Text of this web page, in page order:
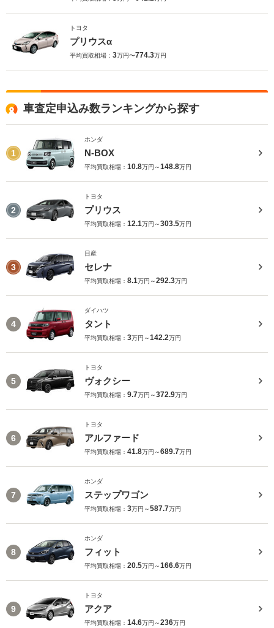
トヨタ
プリウスα
平均買取相場： 3万円〜774.3万円
車査定申込み数ランキングから探す
1
ホンダ
N-BOX
平均買取相場： 10.8万円～148.8万円
2
トヨタ
プリウス
平均買取相場： 12.1万円～303.5万円
3
日産
セレナ
平均買取相場： 8.1万円～292.3万円
4
ダイハツ
タント
平均買取相場： 3万円～142.2万円
5
トヨタ
ヴォクシー
平均買取相場： 9.7万円～372.9万円
6
トヨタ
アルファード
平均買取相場： 41.8万円～689.7万円
7
ホンダ
ステップワゴン
平均買取相場： 3万円～587.7万円
8
ホンダ
フィット
平均買取相場： 20.5万円～166.6万円
9
トヨタ
アクア
平均買取相場： 14.6万円～236万円